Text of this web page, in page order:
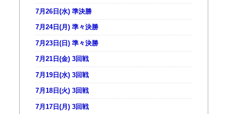
7月26日(水) 準決勝
7月24日(月) 準々決勝
7月23日(日) 準々決勝
7月21日(金) 3回戦
7月19日(水) 3回戦
7月18日(火) 3回戦
7月17日(月) 3回戦